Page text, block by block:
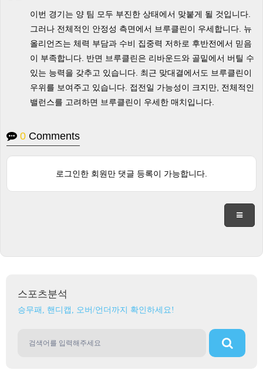
이번 경기는 양 팀 모두 부진한 상태에서 맞붙게 될 것입니다.
그러나 전체적인 안정성 측면에서 브루클린이 우세합니다. 뉴
올리언즈는 체력 부담과 수비 집중력 저하로 후반전에서 믿음
이 부족합니다. 반면 브루클린은 리바운드와 골밑에서 버틸 수
있는 능력을 갖추고 있습니다. 최근 맞대결에서도 브루클린이
우위를 보여주고 있습니다. 접전일 가능성이 크지만, 전체적인
밸런스를 고려하면 브루클린이 우세한 매치입니다.
0 Comments
로그인한 회원만 댓글 등록이 가능합니다.
스포츠분석
승무패, 핸디캡, 오버/언더까지 확인하세요!